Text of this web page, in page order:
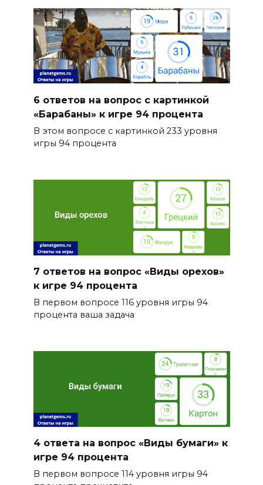
6 ответов на вопрос с картинкой
«Барабаны» к игре 94 процента
В этом вопросе с картинкой 233 уровня
игры 94 процента
7 ответов на вопрос «Виды орехов»
к игре 94 процента
В первом вопросе 116 уровня игры 94
процента ваша задача
4 ответа на вопрос «Виды бумаги» к
игре 94 процента
В первом вопросе 114 уровня игры 94